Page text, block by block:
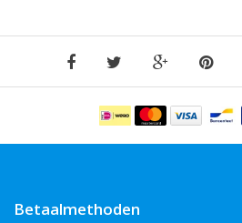
Betaalmethoden